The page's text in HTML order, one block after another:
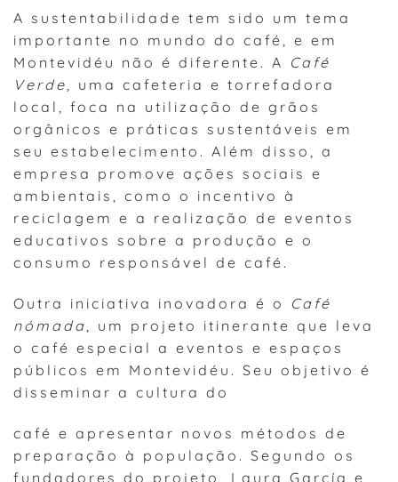
A sustentabilidade tem sido um tema
importante no mundo do café, e em
Montevidéu não é diferente. A Café
Verde, uma cafeteria e torrefadora
local, foca na utilização de grãos
orgânicos e práticas sustentáveis em
seu estabelecimento. Além disso, a
empresa promove ações sociais e
ambientais, como o incentivo à
reciclagem e a realização de eventos
educativos sobre a produção e o
consumo responsável de café.
Outra iniciativa inovadora é o Café
nómada, um projeto itinerante que leva
o café especial a eventos e espaços
públicos em Montevidéu. Seu objetivo é
disseminar a cultura do
café e apresentar novos métodos de
preparação à população. Segundo os
fundadores do projeto, Laura García e